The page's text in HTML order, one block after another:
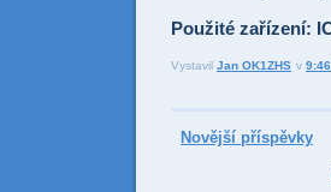
Použité zařízení:
Vystavil Jan OK1ZHS v 9:46
Novější příspěvky